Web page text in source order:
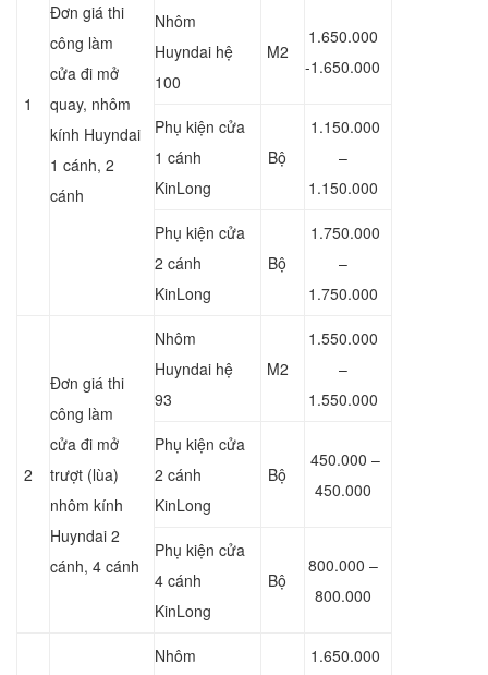
1
Đơn giá thi
công làm
cửa đi mở
quay, nhôm
kính Huyndai
1 cánh, 2
cánh
Nhôm
Huyndai hệ
100
M2
1.650.000
-1.650.000
Phụ kiện cửa
1 cánh
KinLong
Bộ
1.150.000
–
1.150.000
Phụ kiện cửa
2 cánh
KinLong
Bộ
1.750.000
–
1.750.000
2
Đơn giá thi
công làm
cửa đi mở
trượt (lùa)
nhôm kính
Huyndai 2
cánh, 4 cánh
Nhôm
Huyndai hệ
93
M2
1.550.000
–
1.550.000
Phụ kiện cửa
2 cánh
KinLong
Bộ
450.000 –
450.000
Phụ kiện cửa
4 cánh
KinLong
Bộ
800.000 –
800.000
Nhôm
1.650.000